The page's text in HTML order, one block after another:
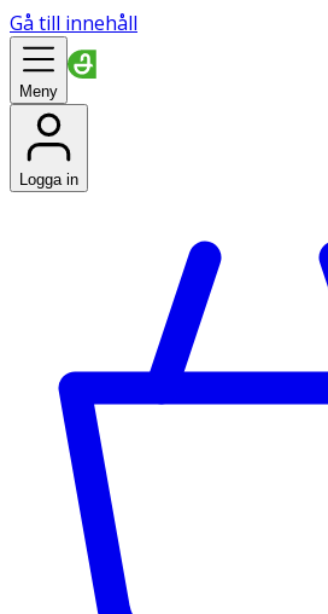
Gå till innehåll
Meny
Logga in